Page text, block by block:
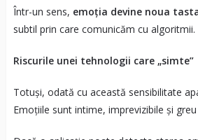
Într-un sens, emoția devine noua
subtil prin care comunicăm cu algoritmii.
Riscurile unei tehnologii care „simte”
Totuși, odată cu această sensibilitate
Emoțiile sunt intime, imprevizibile și